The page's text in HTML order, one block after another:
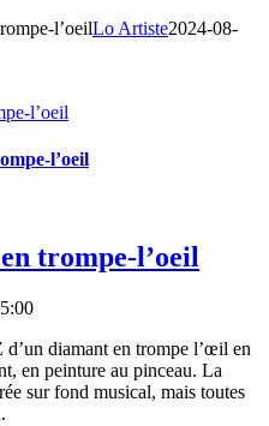
l’oeilLo Artiste2024-08-
l’oeil
l’oeil
trompe-l’oeil
diamant en trompe l’œil en
en peinture au pinceau. La
sur fond musical, mais toutes